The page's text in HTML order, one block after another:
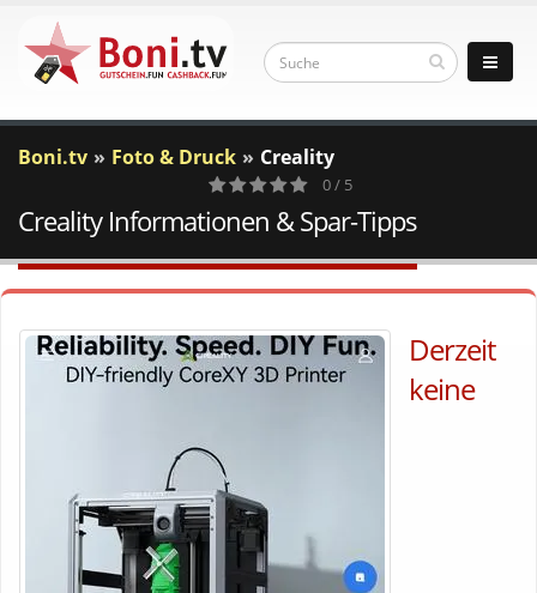
Boni.tv Foto & Druck Creality
0
Votes
0 / 5
Creality Informationen & Spar-Tipps
Derzeit
keine